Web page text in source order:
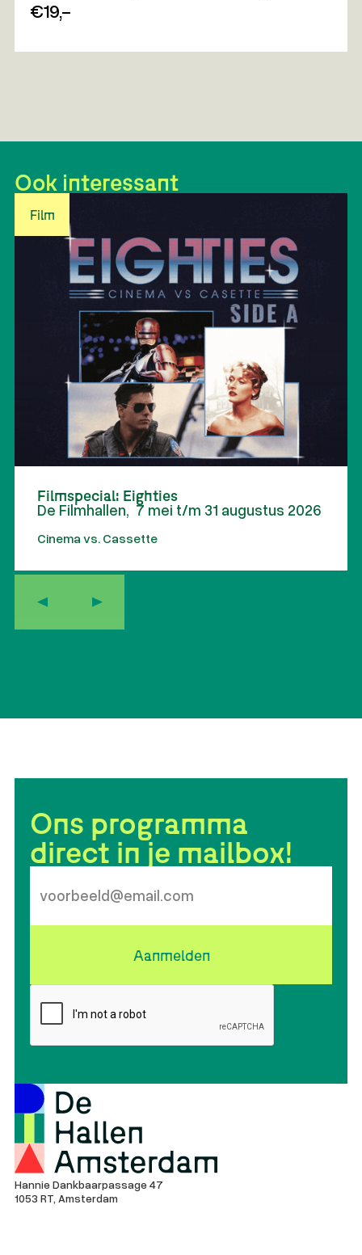
€19,-
Ook interessant
Film
Filmspecial: Eighties
De Filmhallen, 7 mei t/m 31 augustus 2026
Cinema vs. Cassette
Ons programma
direct in je mailbox!
Aanmelden
Hannie Dankbaarpassage 47
1053 RT, Amsterdam